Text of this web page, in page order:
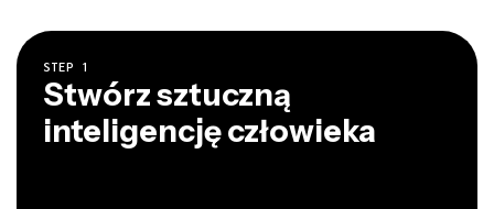
STEP 1
Stwórz sztuczną
inteligencję człowieka